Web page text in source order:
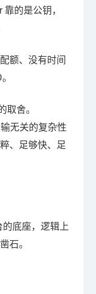
的是公钥，
额、没有时间
舍。
无关的复杂性
、足够快、足
底座，逻辑上
石。